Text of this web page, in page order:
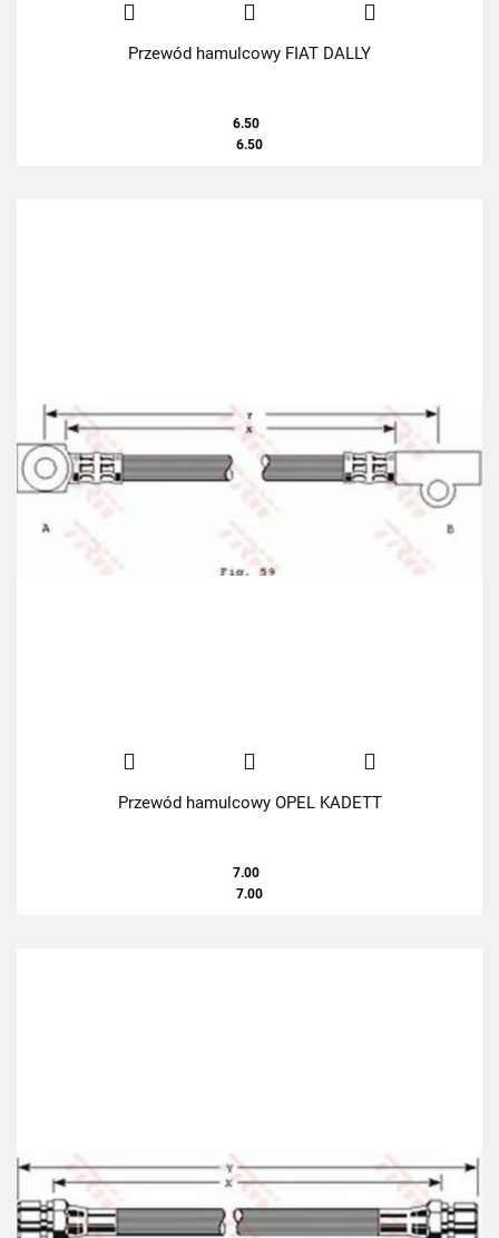
Przewód hamulcowy FIAT DALLY
6.50
6.50
Przewód hamulcowy OPEL KADETT
7.00
7.00